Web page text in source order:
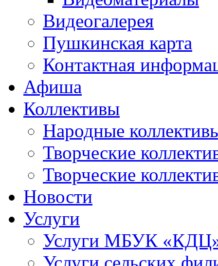
Видеогалерея
Пушкинская карта
Контактная
Афиша
Коллективы
Народные
Творческие
Творческие
Новости
Услуги
Услуги МБУК